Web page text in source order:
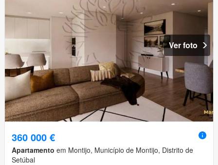
Ver foto
360 000 €
Apartamento em Montijo, Município de Montijo, Distrito de
Setúbal